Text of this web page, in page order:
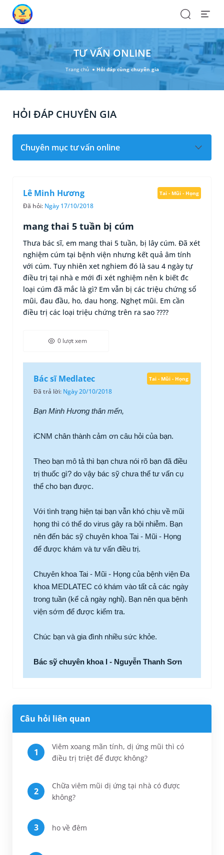
SearchOpen
TƯ VẤN ONLINE
Trang chủ Hỏi đáp cùng chuyên gia
HỎI ĐÁP CHUYÊN GIA
Chuyên mục tư vấn online
Lê Minh Hương Tai - Mũi - Họng
Đã hỏi: Ngày 17/10/2018
mang thai 5 tuần bị cúm
Thưa bác sĩ, em mang thai 5 tuần, bị lây cúm. Đã xét
nghiệm cúm tại bệnh viện nhưng kết quả âm tính
với cúm. Tuy nhiên xet nghiem đó là sau 4 ngày tự
điều trị tại nhà e mới đi xét nghiệm nên k biết đc
loại cúm đã mắc là gì? Em vẫn bị các triệu chứng sổ
mũi, đau đầu, ho, dau hong. Nghẹt mũi. Em cần
điều trị các loại triệu chứng trên ra sao ????
0 lượt xem
Bác sĩ Medlatec Tai - Mũi - Họng
Đã trả lời: Ngày 20/10/2018
Bạn Minh Hương thân mến,
iCNM chân thành cảm ơn câu hỏi của bạn.
Theo bạn mô tả thì bạn chưa nói rõ bạn đã điều
trị thuốc gì? do vậy bác sỹ chưa thể tư vấn cụ
thể cho bạn được.
Với tình trạng hiện tại bạn vẫn khó chịu về mũi
họng thì có thể do virus gây ra bội nhiễm. Bạn
nên đến bác sỹ chuyên khoa Tai - Mũi - Họng
để được khám và tư vấn điều trị.
Chuyên khoa Tai - Mũi - Họng của bệnh viện Đa
khoa MEDLATEC có khám vào tất cả các ngày
trong tuần (kể cả ngày nghỉ). Bạn nên qua bệnh
viện sớm để được kiểm tra.
Chúc bạn và gia đình nhiều sức khỏe.
Bác sỹ chuyên khoa I - Nguyễn Thanh Sơn
Câu hỏi liên quan
Viêm xoang mãn tính, dị ứng mũi thì có
điều trị triệt để được không?
Chữa viêm mũi dị ứng tại nhà​ có được
không?
ho về đêm